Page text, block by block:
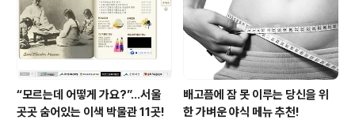
“모르는데 어떻게 가요?”...서울
곳곳 숨어있는 이색 박물관 11곳!
배고픔에 잠 못 이루는 당신을 위
한 가벼운 야식 메뉴 추천!